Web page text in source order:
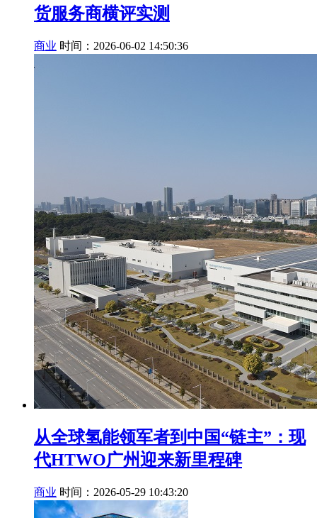
货服务商横评实测
商业 时间：2026-06-02 14:50:36
从全球氢能领军者到中国“链主”：现
代HTWO广州迎来新里程碑
商业 时间：2026-05-29 10:43:20